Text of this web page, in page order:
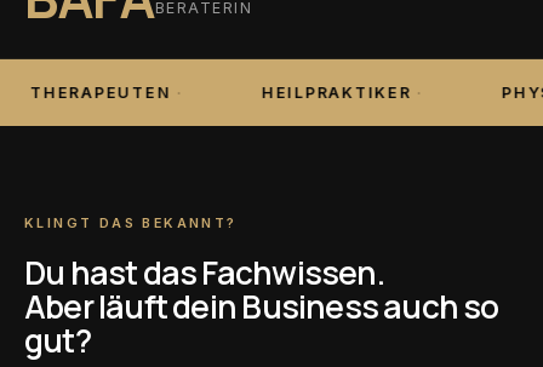
BERATERIN
THERAPEUTEN · HEILPRAKTIKER·
KLINGT DAS BEKANNT?
Du hast das Fachwissen.
Aber läuft dein Business auch so
gut?